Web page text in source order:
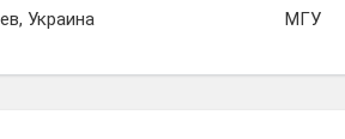
Украина
МГУ